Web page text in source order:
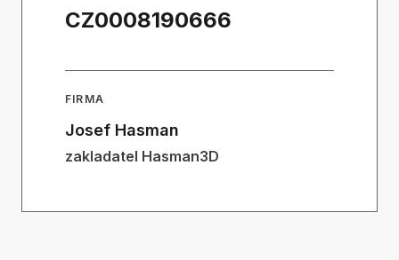
CZ0008190666
FIRMA
Josef Hasman
zakladatel Hasman3D